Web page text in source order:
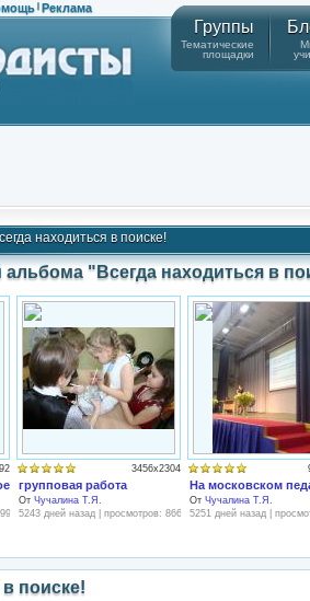
| Реклама
Группы
Тематические
площадки
находиться в поиске!
"Всегда находиться в
работ
3456x2304
групповая работа
От Чучалина Т.Я.
5243 дней назад | просмотров: 866
На московском
От Чучалина Т.Я.
5251 дней назад |
поиске!